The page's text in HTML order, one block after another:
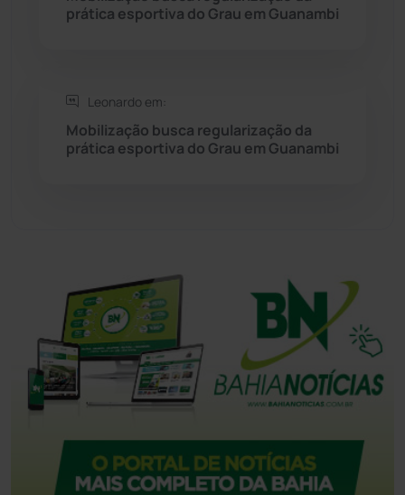
Tecnologia
Urandi (155)
prática esportiva do Grau em Guanambi
Leonardo em:
Mobilização busca regularização da
prática esportiva do Grau em Guanambi